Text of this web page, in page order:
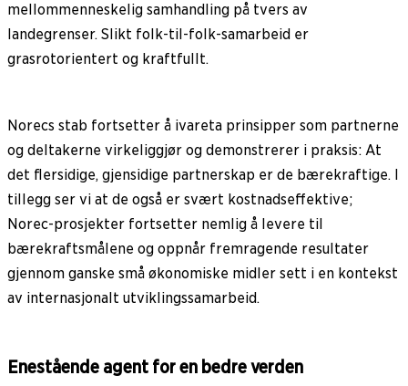
mellommenneskelig samhandling på tvers av
landegrenser. Slikt folk-til-folk-samarbeid er
grasrotorientert og kraftfullt.
Norecs stab fortsetter å ivareta prinsipper som partnerne
og deltakerne virkeliggjør og demonstrerer i praksis: At
det flersidige, gjensidige partnerskap er de bærekraftige. I
tillegg ser vi at de også er svært kostnadseffektive;
Norec-prosjekter fortsetter nemlig å levere til
bærekraftsmålene og oppnår fremragende resultater
gjennom ganske små økonomiske midler sett i en kontekst
av internasjonalt utviklingssamarbeid.
Enestående agent for en bedre verden